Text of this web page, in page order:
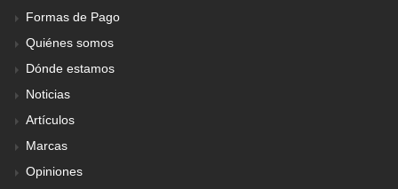
Formas de Pago
Quiénes somos
Dónde estamos
Noticias
Artículos
Marcas
Opiniones